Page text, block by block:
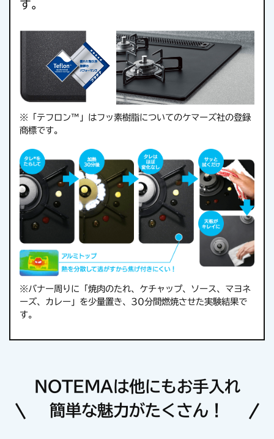
す。
※「テフロン™」はフッ素樹脂についてのケマーズ社の登録
商標です。
※バナー周りに「焼肉のたれ、ケチャップ、ソース、マヨネ
ーズ、カレー」を少量置き、30分間燃焼させた実験結果で
す。
NOTEMAは他にもお手入れ
簡単な魅力がたくさん！